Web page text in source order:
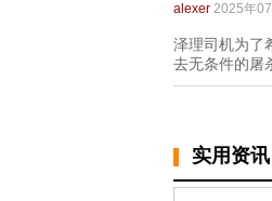
alexer 2025年
泽理司机为了
去无条件的屠
实用资讯